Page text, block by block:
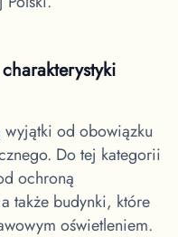
wyjątki od obowiązku
Do tej kategorii
ochroną
także budynki, które
oświetleniem.